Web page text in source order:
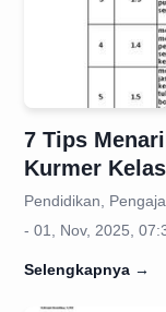
7 Tips
Kurmer
Pendidikan,
- 01, Nov, 2025,
Selengkapnya →